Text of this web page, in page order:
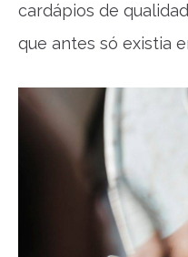
cardápios de
que antes só existia